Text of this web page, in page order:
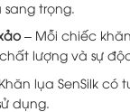
trọng.
– Mỗi chiếc
lượng và sự
lụa SenSilk có
dụng.